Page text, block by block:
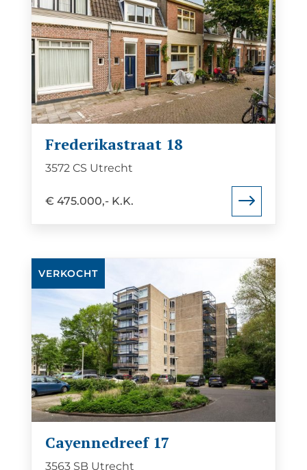
detail
pagina
van
Frederikastraat
18
Frederikastraat 18
3572 CS Utrecht
€ 475.000,- K.K.
Bekijk
de
pagina
van
Cayennedreef
17
VERKOCHT
Cayennedreef 17
3563 SB Utrecht